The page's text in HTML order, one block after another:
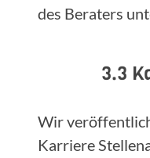
des Beraters
3.3
Wir
Karriere